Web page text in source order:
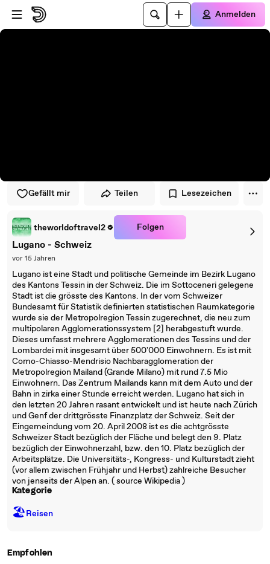
Zum Player springen
Zum Hauptinhalt springen
Anmelden
Gefällt mir Teilen Lesezeichen
theworldoftravel2 Folgen
Lugano - Schweiz
vor 15 Jahren
Lugano ist eine Stadt und politische Gemeinde im Bezirk Lugano
des Kantons Tessin in der Schweiz. Die im Sottoceneri gelegene
Stadt ist die grösste des Kantons. In der vom Schweizer
Bundesamt für Statistik definierten statistischen Raumkategorie
wurde sie der Metropolregion Tessin zugerechnet, die neu zum
multipolaren Agglomerationssystem [2] herabgestuft wurde.
Dieses umfasst mehrere Agglomerationen des Tessins und der
Lombardei mit insgesamt über 500'000 Einwohnern. Es ist mit
Como-Chiasso-Mendrisio Nachbaragglomeration der
Metropolregion Mailand (Grande Milano) mit rund 7.5 Mio
Einwohnern. Das Zentrum Mailands kann mit dem Auto und der
Bahn in zirka einer Stunde erreicht werden. Lugano hat sich in
den letzten 20 Jahren rasant entwickelt und ist heute nach Zürich
und Genf der drittgrösste Finanzplatz der Schweiz. Seit der
Eingemeindung vom 20. April 2008 ist es die achtgrösste
Schweizer Stadt bezüglich der Fläche und belegt den 9. Platz
bezüglich der Einwohnerzahl, bzw. den 10. Platz bezüglich der
Arbeitsplätze. Die Universitäts-, Kongress- und Kulturstadt zieht
(vor allem zwischen Frühjahr und Herbst) zahlreiche Besucher
von jenseits der Alpen an. ( source Wikipedia )
Kategorie
🏖Reisen
Empfohlen